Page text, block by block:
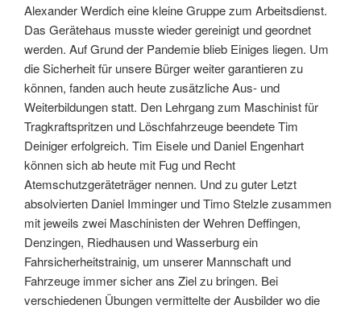
Alexander Werdich eine kleine Gruppe zum Arbeitsdienst.
Das Gerätehaus musste wieder gereinigt und geordnet
werden. Auf Grund der Pandemie blieb Einiges liegen. Um
die Sicherheit für unsere Bürger weiter garantieren zu
können, fanden auch heute zusätzliche Aus- und
Weiterbildungen statt. Den Lehrgang zum Maschinist für
Tragkraftspritzen und Löschfahrzeuge beendete Tim
Deiniger erfolgreich. Tim Eisele und Daniel Engenhart
können sich ab heute mit Fug und Recht
Atemschutzgeräteträger nennen. Und zu guter Letzt
absolvierten Daniel Imminger und Timo Stelzle zusammen
mit jeweils zwei Maschinisten der Wehren Deffingen,
Denzingen, Riedhausen und Wasserburg ein
Fahrsicherheitstrainig, um unserer Mannschaft und
Fahrzeuge immer sicher ans Ziel zu bringen. Bei
verschiedenen Übungen vermittelte der Ausbilder wo die